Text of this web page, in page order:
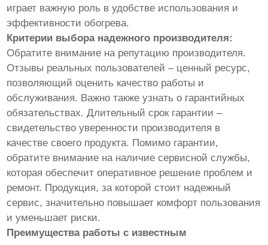
играет важную роль в удобстве использования и
эффективности обогрева.
Критерии выбора надежного производителя:
Обратите внимание на репутацию производителя.
Отзывы реальных пользователей – ценный ресурс,
позволяющий оценить качество работы и
обслуживания. Важно также узнать о гарантийных
обязательствах. Длительный срок гарантии –
свидетельство уверенности производителя в
качестве своего продукта. Помимо гарантии,
обратите внимание на наличие сервисной службы,
которая обеспечит оперативное решение проблем и
ремонт. Продукция, за которой стоит надежный
сервис, значительно повышает комфорт пользования
и уменьшает риски.
Преимущества работы с известным